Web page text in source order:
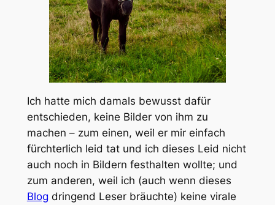
Ich hatte mich damals bewusst dafür
entschieden, keine Bilder von ihm zu
machen – zum einen, weil er mir einfach
fürchterlich leid tat und ich dieses Leid nicht
auch noch in Bildern festhalten wollte; und
zum anderen, weil ich (auch wenn dieses
Blog dringend Leser bräuchte) keine virale